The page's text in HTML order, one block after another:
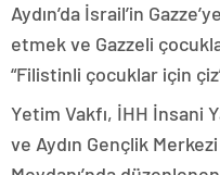
Aydın’da İsrail’in
etmek ve Gazzeli
“Filistinli çocuklar için
Yetim Vakfı, İHH İnsani
ve Aydın Gençlik